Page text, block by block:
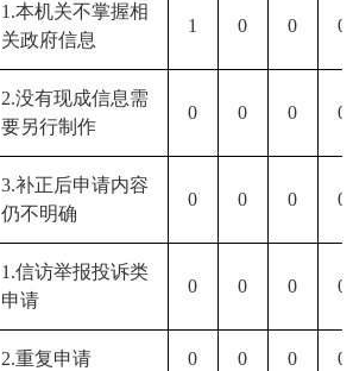
1.本机关不掌握相
关政府信息
1 0 0 0
2.没有现成信息需
要另行制作
0 0 0 0
3.补正后申请内容
仍不明确
0 0 0 0
1.信访举报投诉类
申请
0 0 0 0
2.重复申请 0 0 0 0